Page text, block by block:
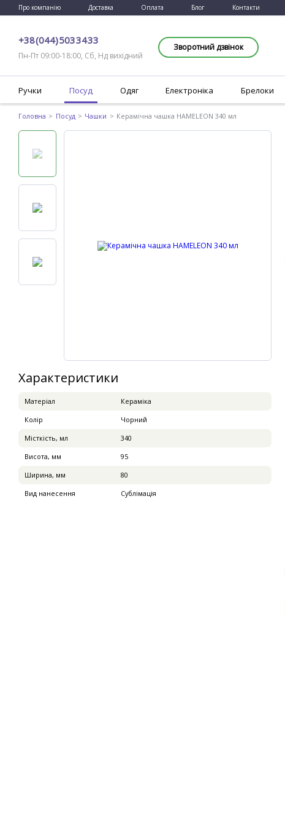
Про компанію Доставка Оплата Блог Контакти
+38 (044) 503 34 33
Пн-Пт 09:00-18:00, Сб, Нд вихідний
Зворотний дзвінок
Ручки Посуд Одяг Електроніка Брелоки
Головна Посуд Чашки Керамічна чашка HAMELEON 340 мл
Характеристики
Матеріал
Кераміка
Колір
Чорний
Місткість, мл
340
Висота, мм
95
Ширина, мм
80
Вид нанесення
Сублімація